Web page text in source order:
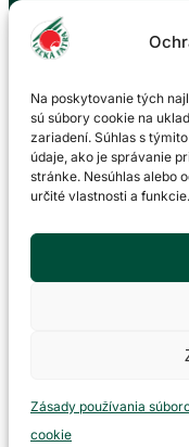
Na poskytovanie tých
sú súbory cookie na
zariadení. Súhlas s
údaje, ako je správanie
stránke. Nesúhlas alebo
určité vlastnosti a funkcie.
Zásady používania
cookie
Informácie
Aktuality
O národnom parku
Kalendár akcií
Envirovýchova
Dokumenty